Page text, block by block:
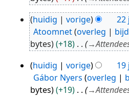
2019
22
jun
2019
huidig vorige
22
Atoomnet overleg
bytes
+18 →
19
jun
huidig vorige
19
Gábor Nyers overleg
bytes
+19 →